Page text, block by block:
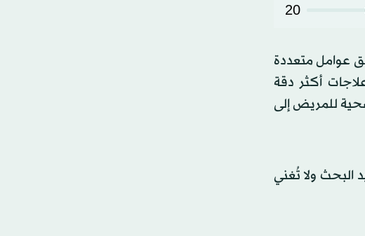
20
عوامل متعددة
أكثر دقة
للمريض إلى
قيد البحث ولا تُغني